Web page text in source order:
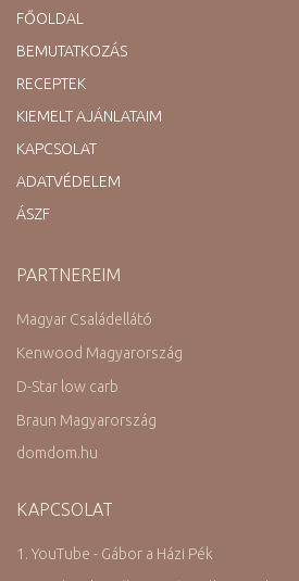
FŐOLDAL
BEMUTATKOZÁS
RECEPTEK
KIEMELT AJÁNLATAIM
KAPCSOLAT
ADATVÉDELEM
ÁSZF
PARTNEREIM
Magyar Családellátó
Kenwood Magyarország
D-Star low carb
Braun Magyarország
domdom.hu
KAPCSOLAT
1. YouTube - Gábor a Házi Pék